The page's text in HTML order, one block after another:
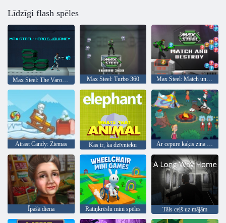
Līdzīgi flash spēles
Max Steel: The Varoņu Journey Max Steel: Turbo 360 Max Steel: Match un iznīcināt
Atrast Candy: Ziemas Kas ir, ka dzīvnieku Ar cepure kaķis zina daudz par to! Camp laiks
Īpašā diena Ratiņkrēslu mini spēles Tāls ceļš uz mājām